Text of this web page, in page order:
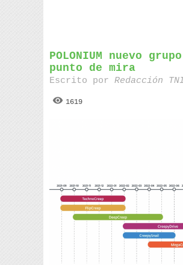
POLONIUM nuevo
punto de mira
Escrito porRedacción
1619